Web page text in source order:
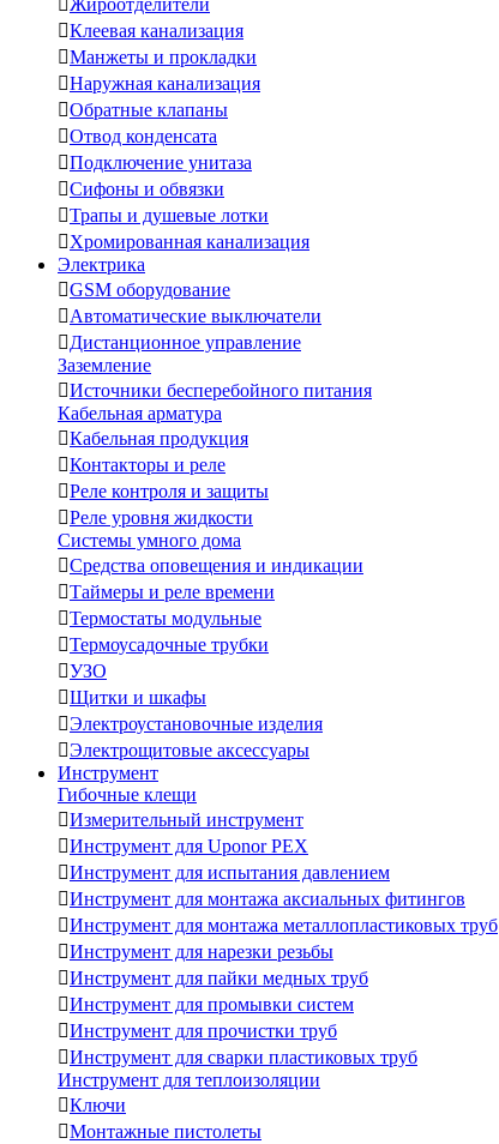
Жироотделители
Клеевая канализация
Манжеты и прокладки
Наружная канализация
Обратные клапаны
Отвод конденсата
Подключение унитаза
Сифоны и обвязки
Трапы и душевые лотки
Хромированная канализация
Электрика
GSM оборудование
Автоматические выключатели
Дистанционное управление
Заземление
Источники бесперебойного питания
Кабельная арматура
Кабельная продукция
Контакторы и реле
Реле контроля и защиты
Реле уровня жидкости
Системы умного дома
Средства оповещения и индикации
Таймеры и реле времени
Термостаты модульные
Термоусадочные трубки
УЗО
Щитки и шкафы
Электроустановочные изделия
Электрощитовые аксессуары
Инструмент
Гибочные клещи
Измерительный инструмент
Инструмент для Uponor PEX
Инструмент для испытания давлением
Инструмент для монтажа аксиальных фитингов
Инструмент для монтажа металлопластиковых труб
Инструмент для нарезки резьбы
Инструмент для пайки медных труб
Инструмент для промывки систем
Инструмент для прочистки труб
Инструмент для сварки пластиковых труб
Инструмент для теплоизоляции
Ключи
Монтажные пистолеты